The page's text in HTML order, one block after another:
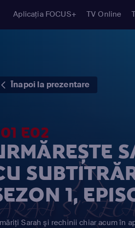
Aplicația FOCUS+ TV Online
Înapoi la prezentare
E02
1,
Sarah şi rechinii chiar acum în